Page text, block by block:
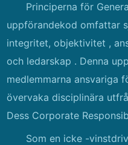
Principerna för
uppförandekod omfattar
integritet, objektivitet ,
och ledarskap . Denna
medlemmarna ansvariga
övervaka disciplinära
Dess Corporate
Som en icke -